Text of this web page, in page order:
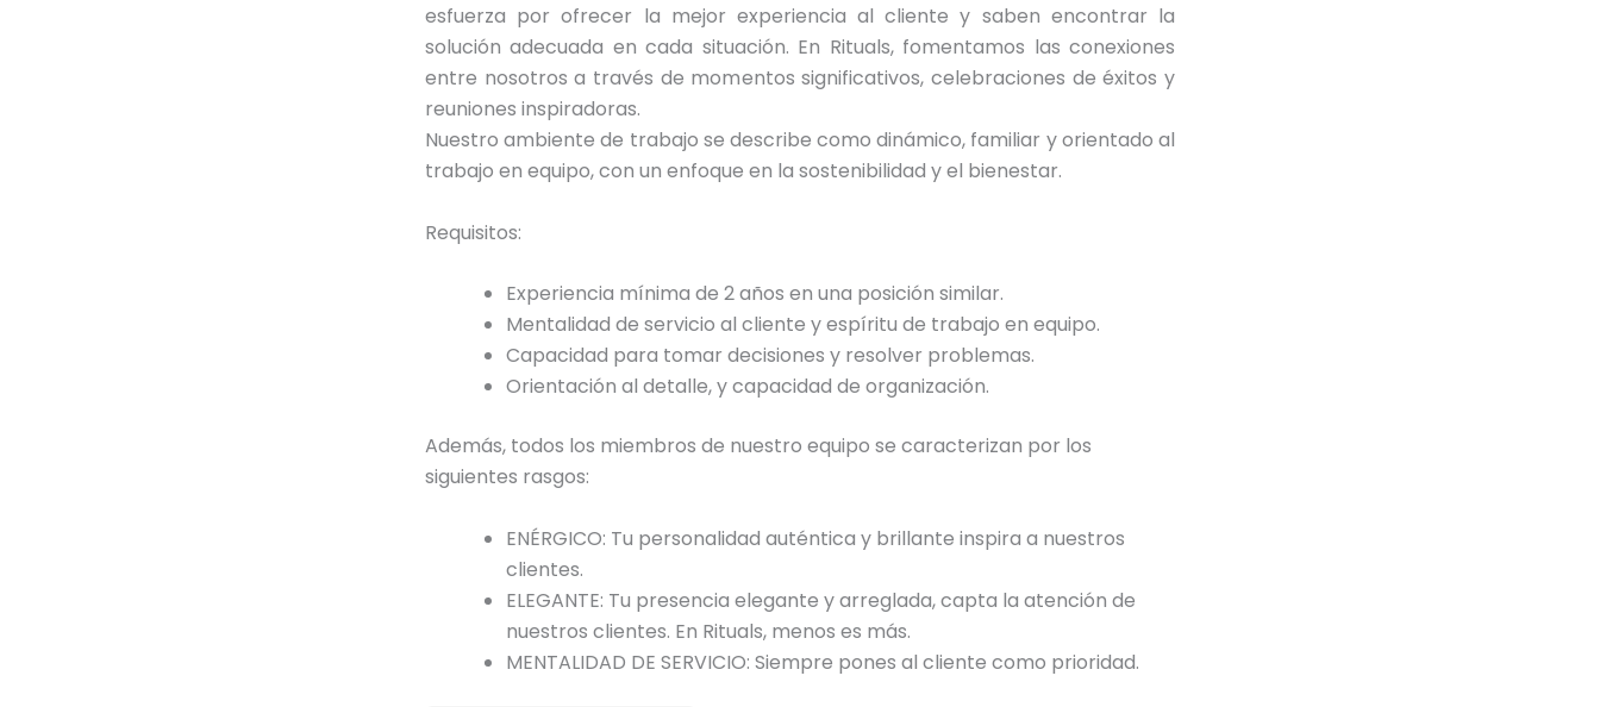
esfuerza por ofrecer la mejor experiencia al cliente y saben encontrar la
solución adecuada en cada situación. En Rituals, fomentamos las conexiones
entre nosotros a través de momentos significativos, celebraciones de éxitos y
reuniones inspiradoras.
Nuestro ambiente de trabajo se describe como dinámico, familiar y orientado al
trabajo en equipo, con un enfoque en la sostenibilidad y el bienestar.
Requisitos:
Experiencia mínima de 2 años en una posición similar.
Mentalidad de servicio al cliente y espíritu de trabajo en equipo.
Capacidad para tomar decisiones y resolver problemas.
Orientación al detalle, y capacidad de organización.
Además, todos los miembros de nuestro equipo se caracterizan por los
siguientes rasgos:
ENÉRGICO: Tu personalidad auténtica y brillante inspira a nuestros
clientes.
ELEGANTE: Tu presencia elegante y arreglada, capta la atención de
nuestros clientes. En Rituals, menos es más.
MENTALIDAD DE SERVICIO: Siempre pones al cliente como prioridad.